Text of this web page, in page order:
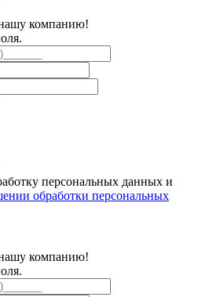
компанию!
персональных данных и
обработки персональных
компанию!